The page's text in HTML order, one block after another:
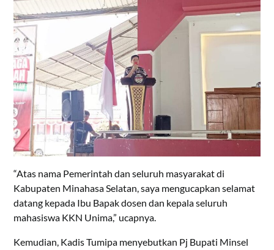
“Atas nama Pemerintah dan seluruh masyarakat di
Kabupaten Minahasa Selatan, saya mengucapkan selamat
datang kepada Ibu Bapak dosen dan kepala seluruh
mahasiswa KKN Unima,” ucapnya.
Kemudian, Kadis Tumipa menyebutkan Pj Bupati Minsel